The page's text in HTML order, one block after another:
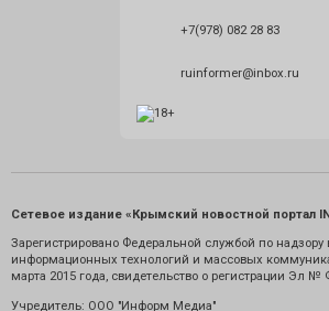
+7(978) 082 28 83
ruinformer@inbox.ru
Сетевое издание «Крымский новостной портал
Зарегистрировано Федеральной службой по надзору
информационных технологий и массовых
марта 2015 года, свидетельство о регистрации Эл №
Учредитель: ООО "Информ Медиа"